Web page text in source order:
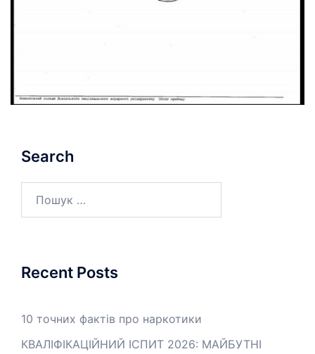
Search
Recent Posts
10 точних фактів про наркотики
КВАЛІФІКАЦІЙНИЙ ІСПИТ 2026: МАЙБУТНІ